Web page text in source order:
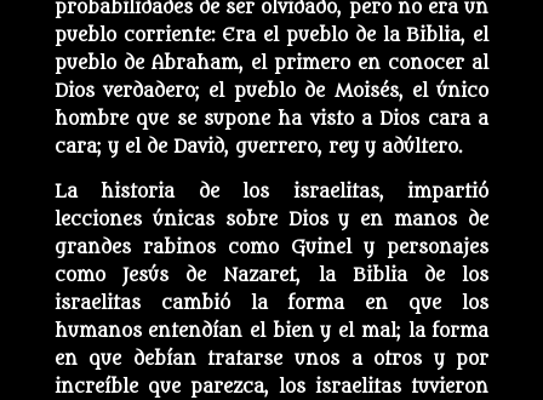
probabilidades de ser olvidado, pero no era un
pueblo corriente: Era el pueblo de la Biblia, el
pueblo de Abraham, el primero en conocer al
Dios verdadero; el pueblo de Moisés, el único
hombre que se supone ha visto a Dios cara a
cara; y el de David, guerrero, rey y adúltero.
La historia de los israelitas, impartió
lecciones únicas sobre Dios y en manos de
grandes rabinos como Guinel y personajes
como Jesús de Nazaret, la Biblia de los
israelitas cambió la forma en que los
humanos entendían el bien y el mal; la forma
en que debían tratarse unos a otros y por
increíble que parezca, los israelitas tuvieron